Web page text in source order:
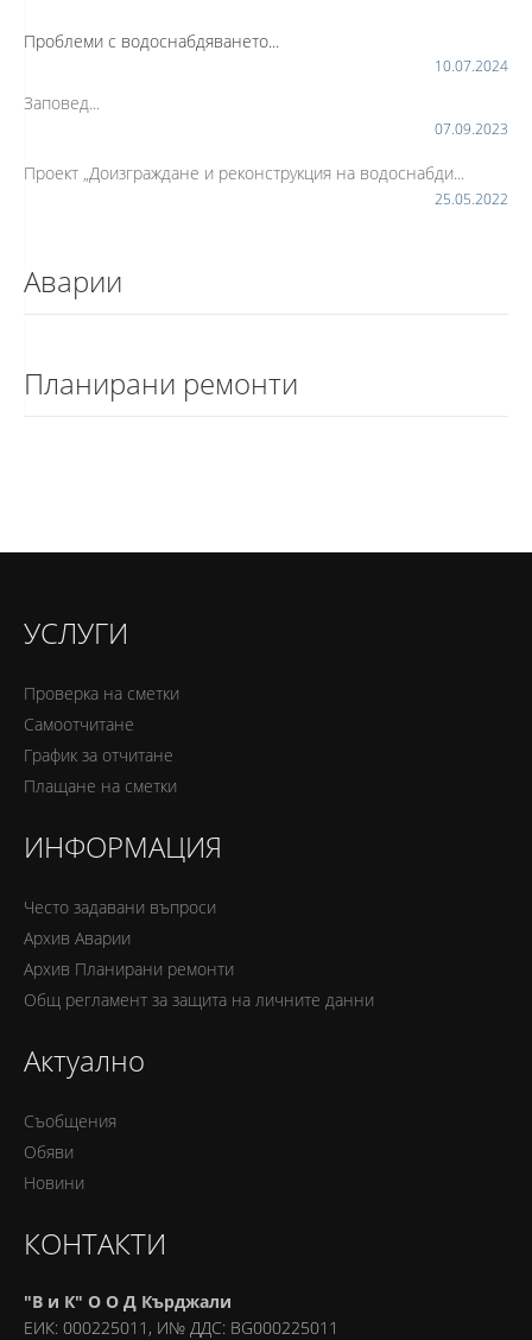
Проблеми с водоснабдяването...
10.07.2024
Заповед...
07.09.2023
Проект „Доизграждане и реконструкция на водоснабди...
25.05.2022
Аварии
Планирани ремонти
УСЛУГИ
Проверка на сметки
Самоотчитане
График за отчитане
Плащане на сметки
ИНФОРМАЦИЯ
Често задавани въпроси
Архив Аварии
Архив Планирани ремонти
Oбщ регламент за защита на личните данни
Актуално
Съобщения
Обяви
Новини
КОНТАКТИ
"В и К" О О Д Кърджали
ЕИК: 000225011, И№ ДДС: BG000225011